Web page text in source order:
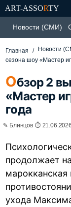
ART-ASSORTY
Новости (СМИ)
Главная Новости
сезона шоу «Мастер
Обзор 2
«Мастер
года
✎ Блинцов ⏱
продолжает
марокканская
ухода